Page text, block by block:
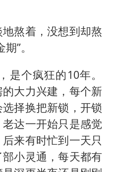
熬着，没想到却熬
”。
是个疯狂的10年。
大力兴建，每个新
择换把新锁，开锁
达一开始只是感觉
来有时忙到一天只
小灵通，每天都有